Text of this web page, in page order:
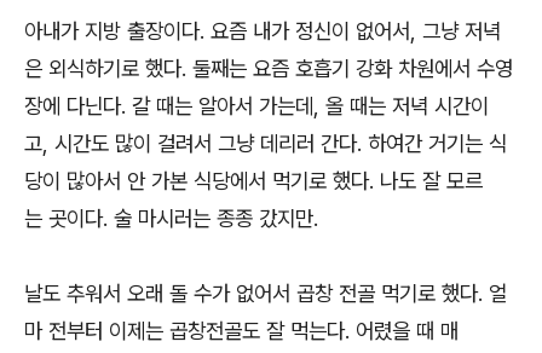
아내가 지방 출장이다. 요즘 내가 정신이 없어서, 그냥 저녁
은 외식하기로 했다. 둘째는 요즘 호흡기 강화 차원에서 수영
장에 다닌다. 갈 때는 알아서 가는데, 올 때는 저녁 시간이
고, 시간도 많이 걸려서 그냥 데리러 간다. 하여간 거기는 식
당이 많아서 안 가본 식당에서 먹기로 했다. 나도 잘 모르
는 곳이다. 술 마시러는 종종 갔지만.
날도 추워서 오래 돌 수가 없어서 곱창 전골 먹기로 했다. 얼
마 전부터 이제는 곱창전골도 잘 먹는다. 어렸을 때 매